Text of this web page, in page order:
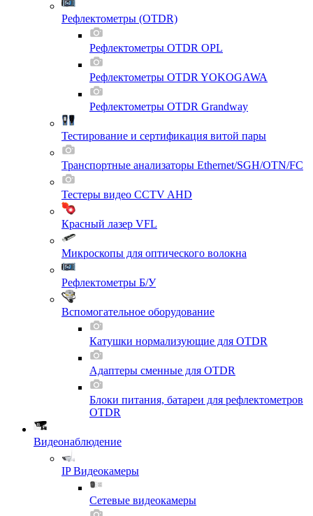
Рефлектометры (OTDR)
Рефлектометры OTDR OPL
Рефлектометры OTDR YOKOGAWA
Рефлектометры OTDR Grandway
Тестирование и сертификация витой пары
Транспортные анализаторы Ethernet/SGH/OTN/FC
Тестеры видео CCTV AHD
Красный лазер VFL
Микроскопы для оптического волокна
Рефлектометры Б/У
Вспомогательное оборудование
Катушки нормализующие для OTDR
Адаптеры сменные для OTDR
Блоки питания, батареи для рефлектометров
OTDR
Видеонаблюдение
IP Видеокамеры
Сетевые видеокамеры